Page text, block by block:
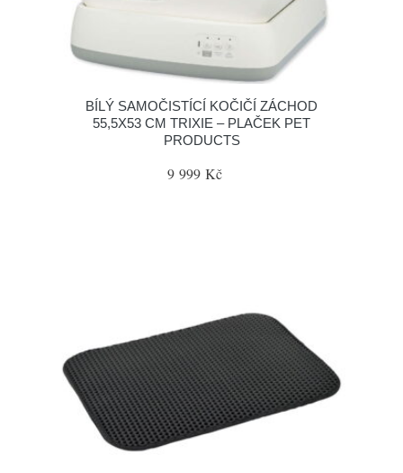
BÍLÝ SAMOČISTÍCÍ KOČIČÍ ZÁCHOD
55,5X53 CM TRIXIE – PLAČEK PET
PRODUCTS
9 999 Kč